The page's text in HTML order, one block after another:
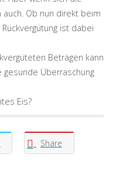
Ob nun direkt beim
ist dabei
Beträgen kann
gesunde Überraschung
Eis?
Share